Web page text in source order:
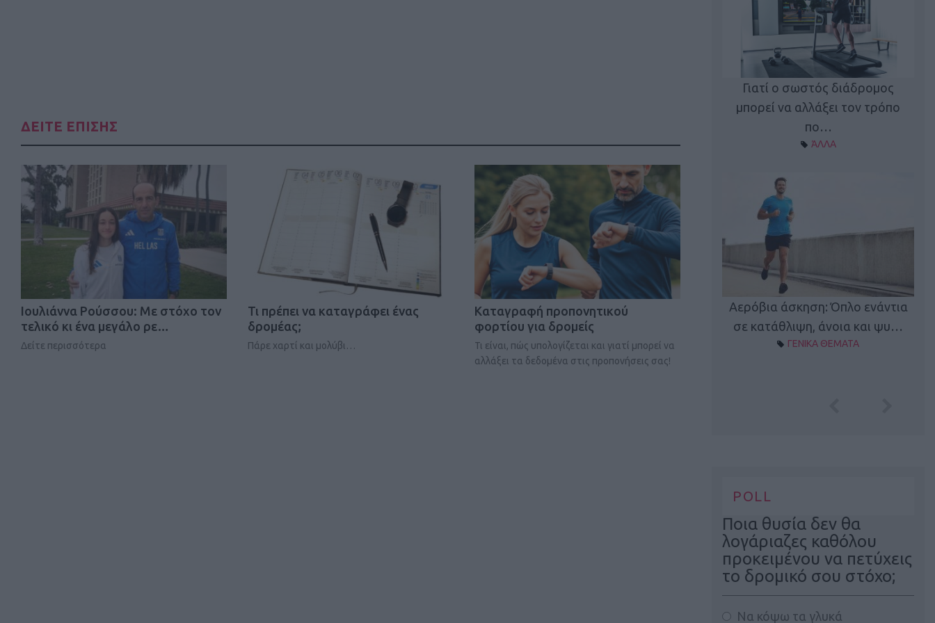
ΔΕΙΤΕ ΕΠΙΣΗΣ
Iουλιάννα Ρούσσου: Με στόχο τον
τελικό κι ένα μεγάλο ρε…
Δείτε περισσότερα
Τι πρέπει να καταγράφει ένας
δρομέας;
Πάρε χαρτί και μολύβι…
Kαταγραφή προπονητικού
φορτίου για δρομείς
Τι είναι, πώς υπολογίζεται και γιατί μπορεί να
αλλάξει τα δεδομένα στις προπονήσεις σας!
New Year Resolutions: Η άσκηση
στην κορυφή για το 2026!
Γιατί ο σωστός διάδρομος
μπορεί να αλλάξει τον τρόπο
πο…
ΆΛΛΑ
Αερόβια άσκηση: Όπλο ενάντια
σε κατάθλιψη, άνοια και ψυ…
ΓΕΝΙΚΑ ΘΕΜΑΤΑ
POLL
Ποια θυσία δεν θα
λογάριαζες καθόλου
προκειμένου να πετύχεις
το δρομικό σου στόχο;
Να κόψω τα γλυκά